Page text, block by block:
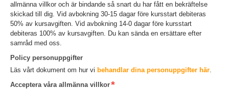
allmänna villkor och är bindande så snart du har fått en bekräftelse
skickad till dig. Vid avbokning 30-15 dagar före kursstart debiteras
50% av kursavgiften. Vid avbokning 14-0 dagar före kursstart
debiteras 100% av kursavgiften. Du kan sända en ersättare efter
samråd med oss.
Policy personuppgifter
Läs vårt dokument om hur vi behandlar dina personuppgifter här.
Acceptera våra allmänna villkor